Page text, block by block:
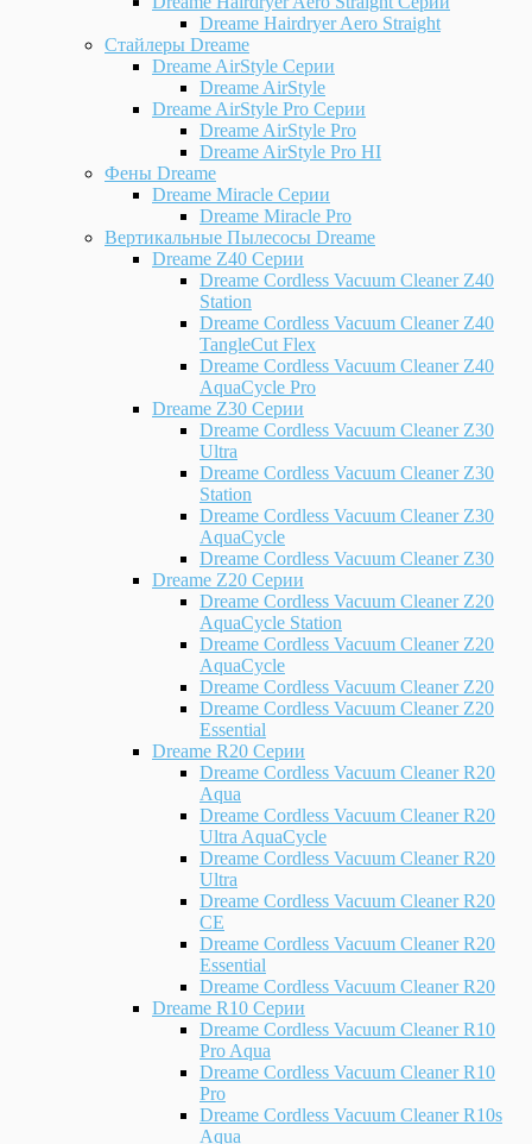
Dreame Hairdryer Aero Straight
Стайлеры Dreame
Dreame AirStyle Серии
Dreame AirStyle
Dreame AirStyle Pro Серии
Dreame AirStyle Pro
Dreame AirStyle Pro HI
Фены Dreame
Dreame Miracle Серии
Dreame Miracle Pro
Вертикальные Пылесосы Dreame
Dreame Z40 Серии
Dreame Cordless Vacuum Cleaner Z40
Station
Dreame Cordless Vacuum Cleaner Z40
TangleCut Flex
Dreame Cordless Vacuum Cleaner Z40
AquaCycle Pro
Dreame Z30 Серии
Dreame Cordless Vacuum Cleaner Z30
Ultra
Dreame Cordless Vacuum Cleaner Z30
Station
Dreame Cordless Vacuum Cleaner Z30
AquaCycle
Dreame Cordless Vacuum Cleaner Z30
Dreame Z20 Серии
Dreame Cordless Vacuum Cleaner Z20
AquaCycle Station
Dreame Cordless Vacuum Cleaner Z20
AquaCycle
Dreame Cordless Vacuum Cleaner Z20
Dreame Cordless Vacuum Cleaner Z20
Essential
Dreame R20 Серии
Dreame Cordless Vacuum Cleaner R20
Aqua
Dreame Cordless Vacuum Cleaner R20
Ultra AquaCycle
Dreame Cordless Vacuum Cleaner R20
Ultra
Dreame Cordless Vacuum Cleaner R20
CE
Dreame Cordless Vacuum Cleaner R20
Essential
Dreame Cordless Vacuum Cleaner R20
Dreame R10 Серии
Dreame Cordless Vacuum Cleaner R10
Pro Aqua
Dreame Cordless Vacuum Cleaner R10
Pro
Dreame Cordless Vacuum Cleaner R10s
Aqua